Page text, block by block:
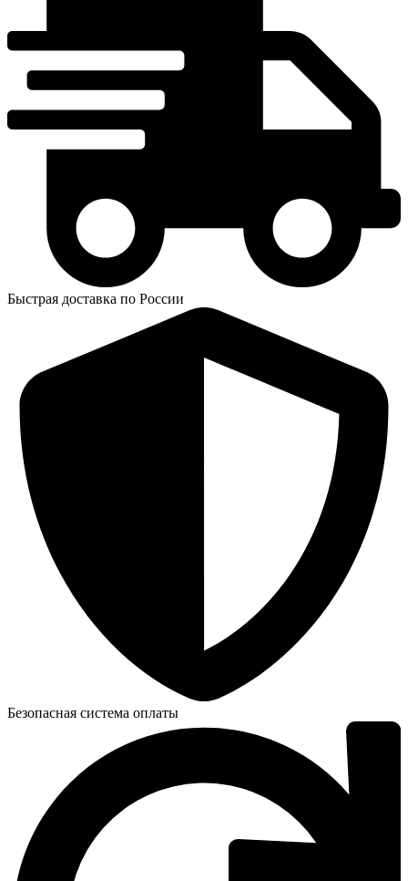
Быстрая доставка по России
Безопасная система оплаты